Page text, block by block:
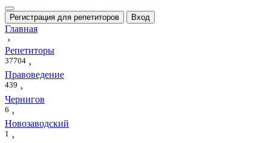
Регистрация для репетиторов Вход
Главная
›
Репетиторы
37704 ›
Правоведение
439 ›
Чернигов
6 ›
Новозаводский
1 ›